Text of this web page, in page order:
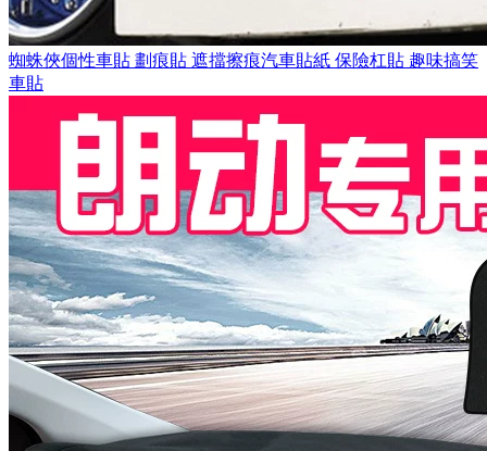
蜘蛛俠個性車貼 劃痕貼 遮擋擦痕汽車貼紙 保險杠貼 趣味搞笑
車貼